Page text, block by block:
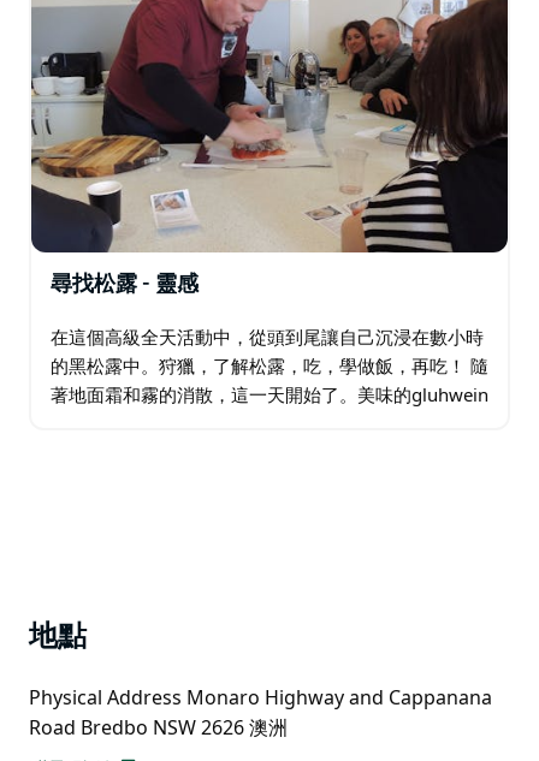
尋找松露 - 靈感
在這個高級全天活動中，從頭到尾讓自己沉浸在數小時
的黑松露中。狩獵，了解松露，吃，學做飯，再吃！ 隨
著地面霜和霧的消散，這一天開始了。美味的gluhwein
地點
Physical Address Monaro Highway and Cappanana
Road Bredbo NSW 2626 澳洲